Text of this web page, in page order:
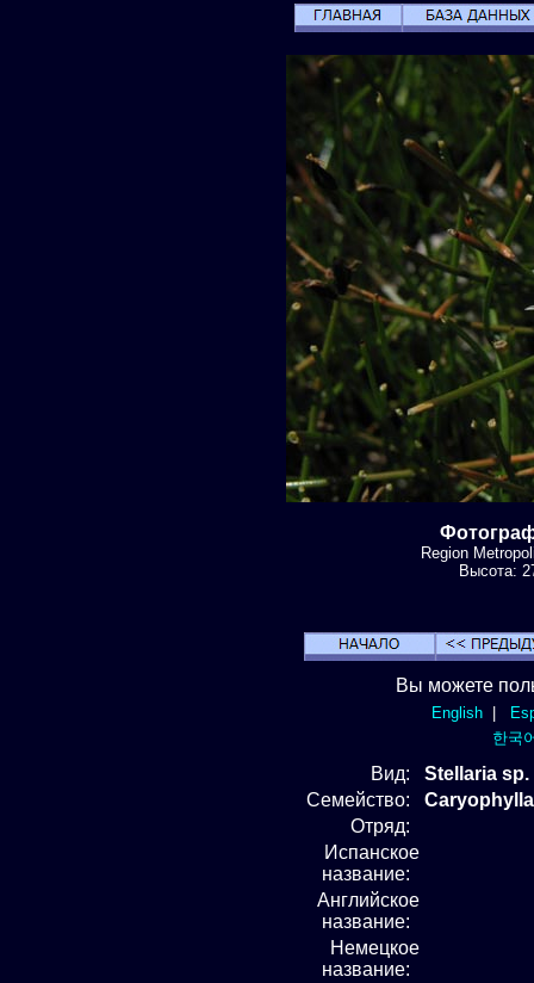
Region
Высота:
Вы можете
English|
한국
Вид:
Stellaria sp.
Семейство:
Отряд:
Испанское
название:
Английское
название:
Немецкое
название: